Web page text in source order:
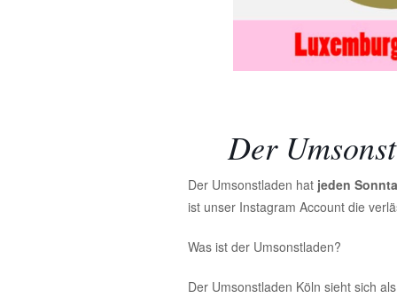
Der
Der Umsonstladen hat jeden
ist unser Instagram Account die
Was ist der Umsonstladen?
Der Umsonstladen Köln sieht sich